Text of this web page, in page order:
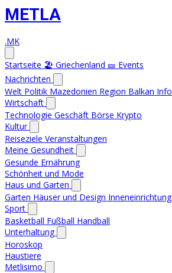
METLA
.MK
Startseite 🏖️ Griechenland 🎫 Events
Nachrichten
Welt Politik Mazedonien Region Balkan Info
Wirtschaft
Technologie Geschäft Börse Krypto
Kultur
Reiseziele Veranstaltungen
Meine Gesundheit
Gesunde Ernährung
Schönheit und Mode
Haus und Garten
Garten Häuser und Design Inneneinrichtung
Sport
Basketball Fußball Handball
Unterhaltung
Horoskop
Haustiere
Metlisimo